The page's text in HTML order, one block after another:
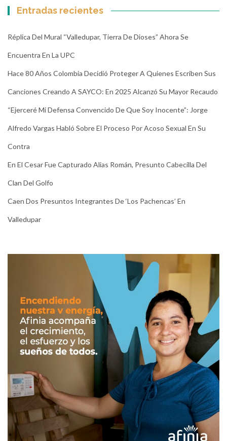
Entradas recientes
Réplica Del Mural “Valledupar, Tierra De Dioses” Ahora Se
Encuentra En La UPC
Hace 80 Años Colombia Decidió Proteger A Quienes Escriben Sus
Canciones Creando A SAYCO: En 2025 Alcanzó Su Mayor Recaudo
“Ejerceré Mi Defensa Convencido De Que Soy Inocente”: Jorge
Alfredo Vargas Habló Sobre El Proceso Por Acoso Sexual En Su
Contra
En El Cesar Fue Capturado Alias Román, Presunto Cabecilla Del
Clan Del Golfo
Caen Dos Presuntos Integrantes De ‘Los Pachencas’ En
Valledupar